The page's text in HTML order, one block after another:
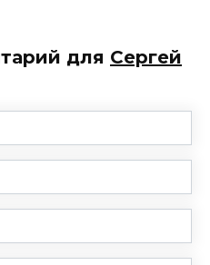
для Сергей